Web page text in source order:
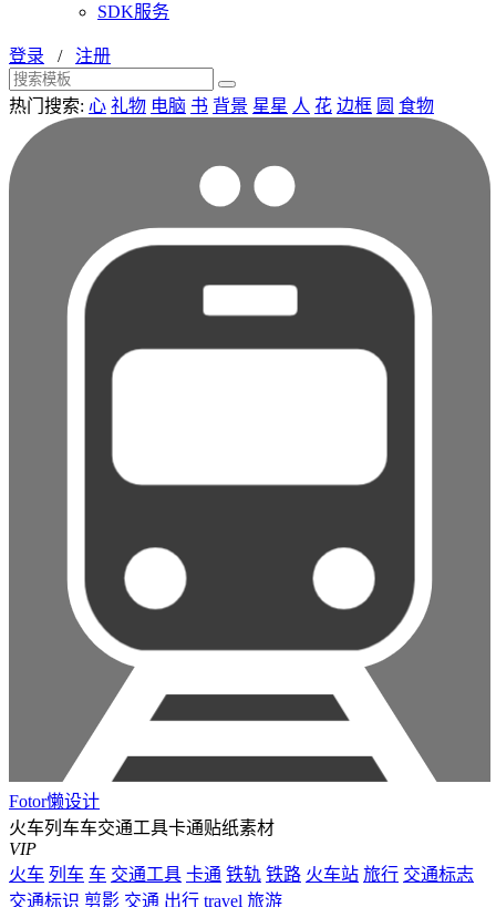
SDK服务
登录 / 注册
热门搜索: 心 礼物 电脑 书 背景 星星 人 花 边框 圆 食物
Fotor懒设计
火车列车车交通工具卡通贴纸素材
VIP
火车 列车 车 交通工具 卡通 铁轨 铁路 火车站 旅行 交通标志
交通标识 剪影 交通 出行 travel 旅游